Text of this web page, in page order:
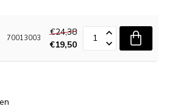
70013003
€24,38
€19,50